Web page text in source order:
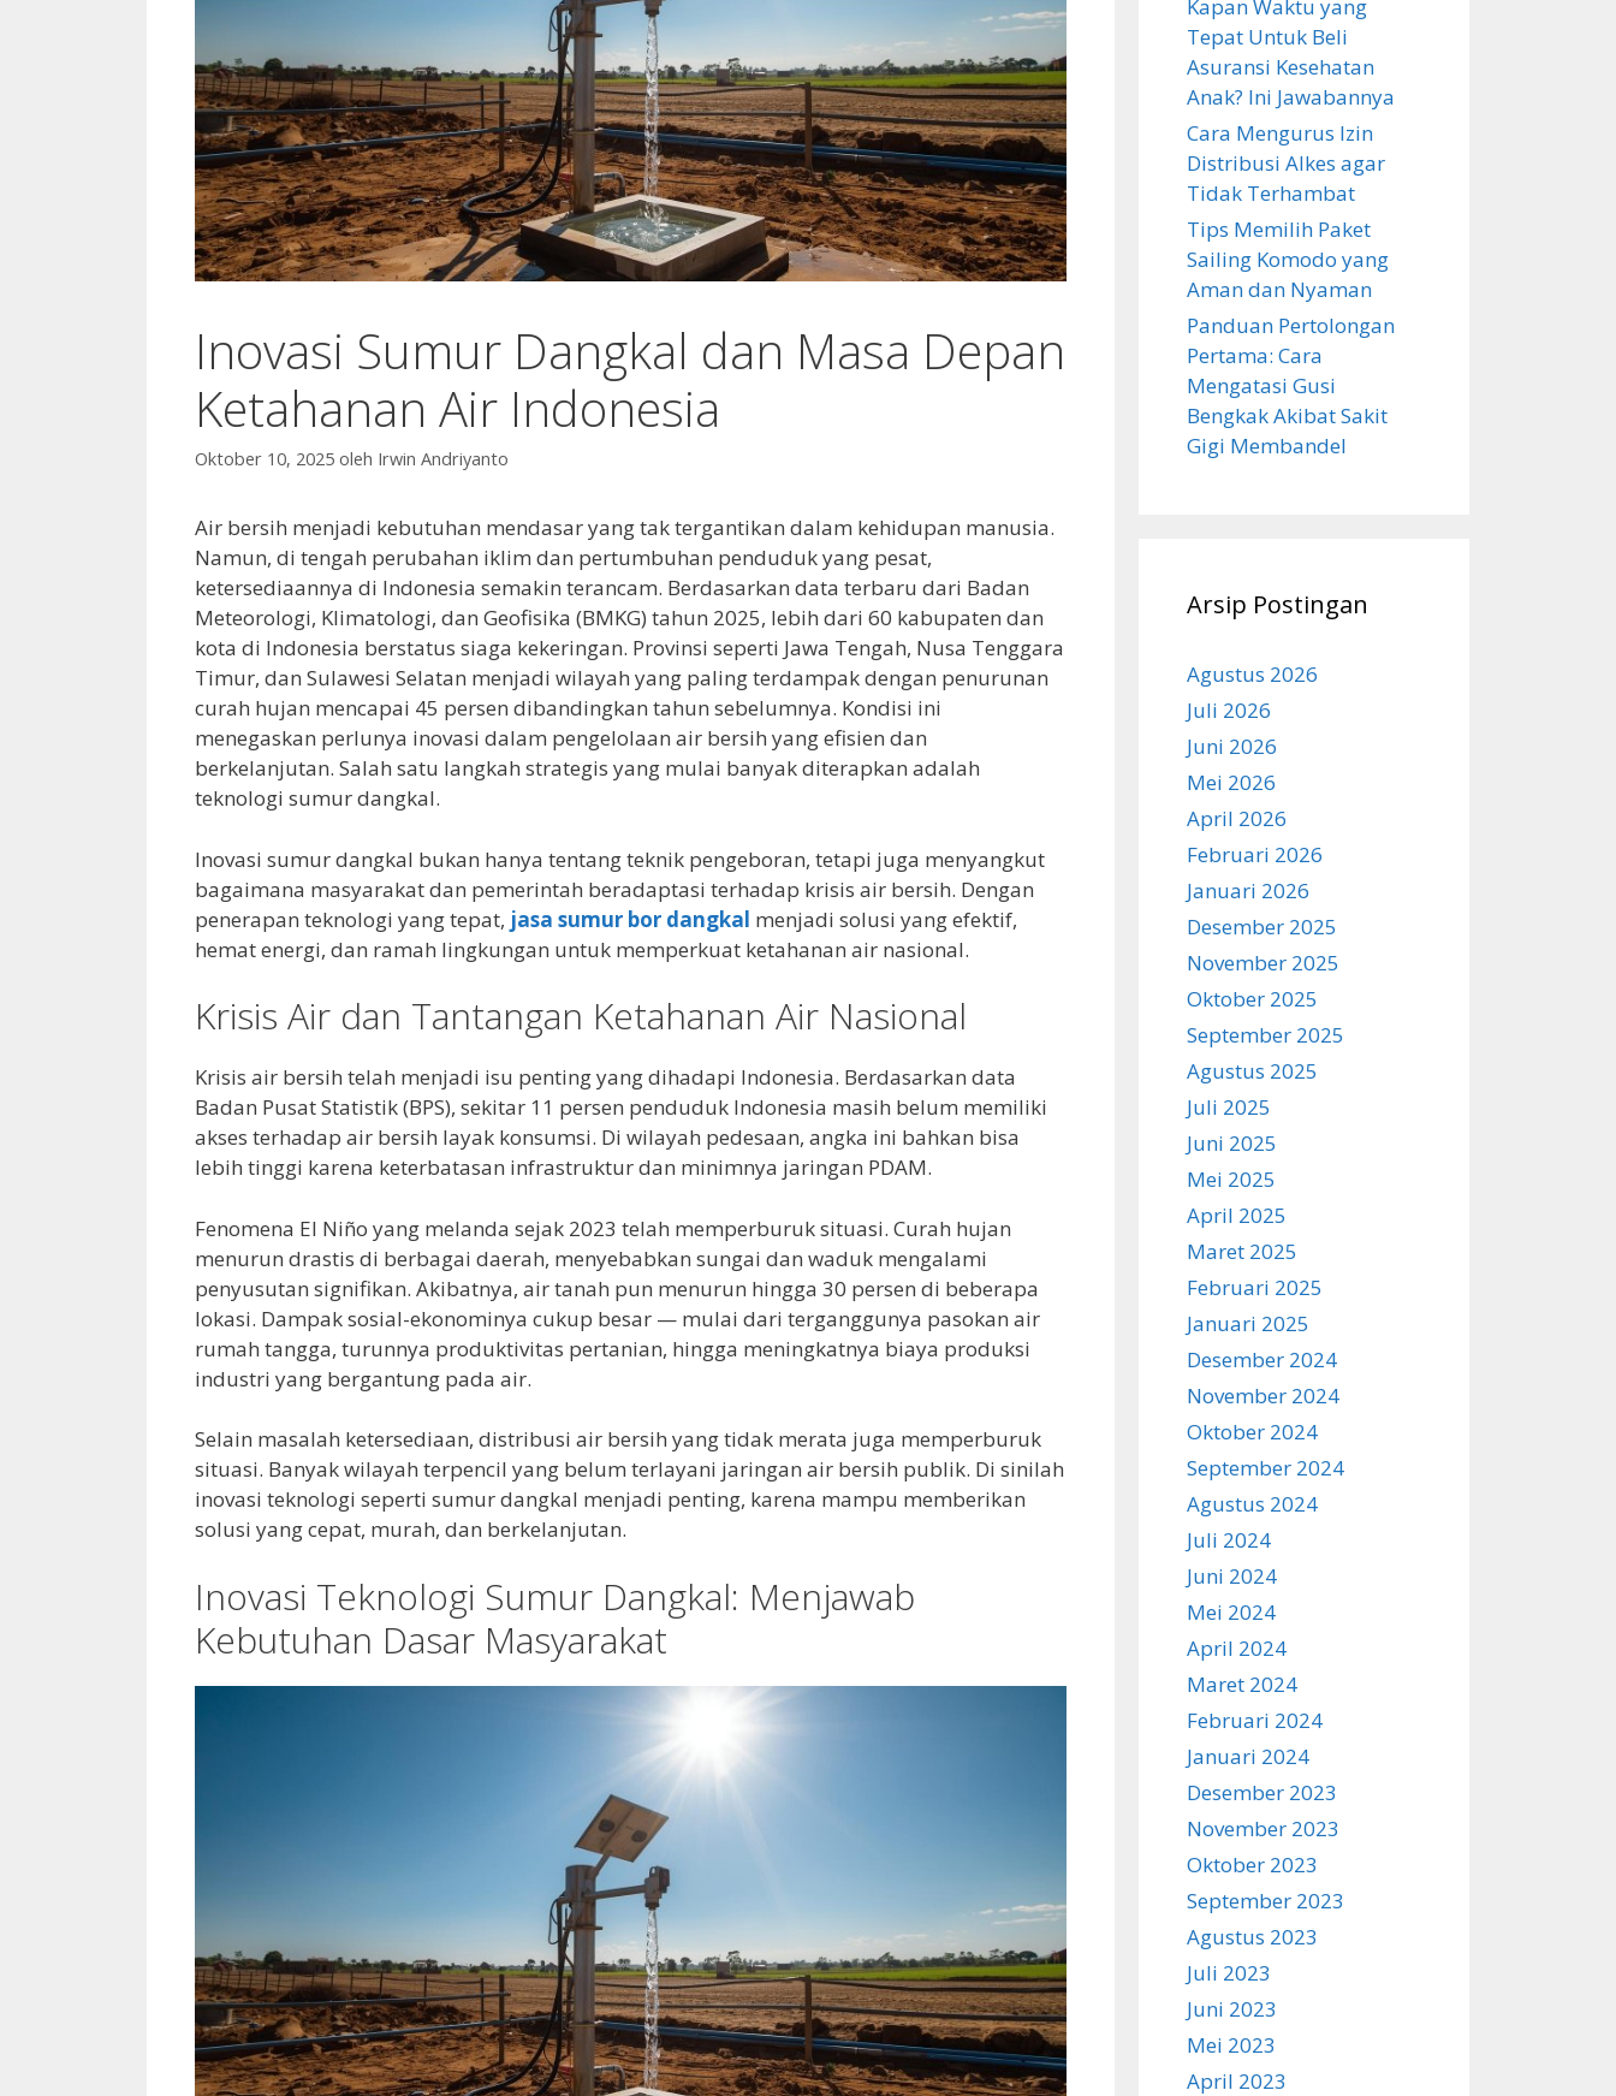
Inovasi Sumur Dangkal dan Masa Depan
Ketahanan Air Indonesia
Oktober 10, 2025 oleh Irwin Andriyanto
Air bersih menjadi kebutuhan mendasar yang tak tergantikan dalam kehidupan manusia.
Namun, di tengah perubahan iklim dan pertumbuhan penduduk yang pesat,
ketersediaannya di Indonesia semakin terancam. Berdasarkan data terbaru dari Badan
Meteorologi, Klimatologi, dan Geofisika (BMKG) tahun 2025, lebih dari 60 kabupaten dan
kota di Indonesia berstatus siaga kekeringan. Provinsi seperti Jawa Tengah, Nusa Tenggara
Timur, dan Sulawesi Selatan menjadi wilayah yang paling terdampak dengan penurunan
curah hujan mencapai 45 persen dibandingkan tahun sebelumnya. Kondisi ini
menegaskan perlunya inovasi dalam pengelolaan air bersih yang efisien dan
berkelanjutan. Salah satu langkah strategis yang mulai banyak diterapkan adalah
teknologi sumur dangkal.
Inovasi sumur dangkal bukan hanya tentang teknik pengeboran, tetapi juga menyangkut
bagaimana masyarakat dan pemerintah beradaptasi terhadap krisis air bersih. Dengan
penerapan teknologi yang tepat, jasa sumur bor dangkal menjadi solusi yang efektif,
hemat energi, dan ramah lingkungan untuk memperkuat ketahanan air nasional.
Krisis Air dan Tantangan Ketahanan Air Nasional
Krisis air bersih telah menjadi isu penting yang dihadapi Indonesia. Berdasarkan data
Badan Pusat Statistik (BPS), sekitar 11 persen penduduk Indonesia masih belum memiliki
akses terhadap air bersih layak konsumsi. Di wilayah pedesaan, angka ini bahkan bisa
lebih tinggi karena keterbatasan infrastruktur dan minimnya jaringan PDAM.
Fenomena El Niño yang melanda sejak 2023 telah memperburuk situasi. Curah hujan
menurun drastis di berbagai daerah, menyebabkan sungai dan waduk mengalami
penyusutan signifikan. Akibatnya, air tanah pun menurun hingga 30 persen di beberapa
lokasi. Dampak sosial-ekonominya cukup besar — mulai dari terganggunya pasokan air
rumah tangga, turunnya produktivitas pertanian, hingga meningkatnya biaya produksi
industri yang bergantung pada air.
Selain masalah ketersediaan, distribusi air bersih yang tidak merata juga memperburuk
situasi. Banyak wilayah terpencil yang belum terlayani jaringan air bersih publik. Di sinilah
inovasi teknologi seperti sumur dangkal menjadi penting, karena mampu memberikan
solusi yang cepat, murah, dan berkelanjutan.
Inovasi Teknologi Sumur Dangkal: Menjawab
Kebutuhan Dasar Masyarakat
Kapan Waktu yang
Tepat Untuk Beli
Asuransi Kesehatan
Anak? Ini Jawabannya
Cara Mengurus Izin
Distribusi Alkes agar
Tidak Terhambat
Tips Memilih Paket
Sailing Komodo yang
Aman dan Nyaman
Panduan Pertolongan
Pertama: Cara
Mengatasi Gusi
Bengkak Akibat Sakit
Gigi Membandel
Arsip Postingan
Agustus 2026
Juli 2026
Juni 2026
Mei 2026
April 2026
Februari 2026
Januari 2026
Desember 2025
November 2025
Oktober 2025
September 2025
Agustus 2025
Juli 2025
Juni 2025
Mei 2025
April 2025
Maret 2025
Februari 2025
Januari 2025
Desember 2024
November 2024
Oktober 2024
September 2024
Agustus 2024
Juli 2024
Juni 2024
Mei 2024
April 2024
Maret 2024
Februari 2024
Januari 2024
Desember 2023
November 2023
Oktober 2023
September 2023
Agustus 2023
Juli 2023
Juni 2023
Mei 2023
April 2023